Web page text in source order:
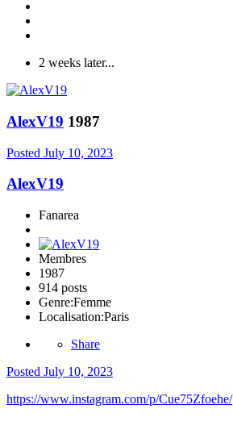
2 weeks later...
AlexV19 1987
Posted July 10, 2023
AlexV19
Fanarea
Membres
1987
914 posts
Genre:Femme
Localisation:Paris
Share
Posted July 10, 2023
https://www.instagram.com/p/Cue75Zfoehe/